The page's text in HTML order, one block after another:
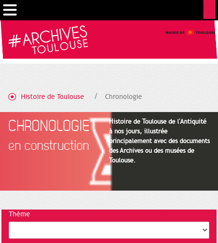
Histoire de Toulouse Chronologie
CHRONOLOGIE
en construction
Histoire de Toulouse de l'Antiquité
à nos jours, illustrée
principalement avec des documents
des Archives ou des musées de
Toulouse.
Thème
Cookies management panel